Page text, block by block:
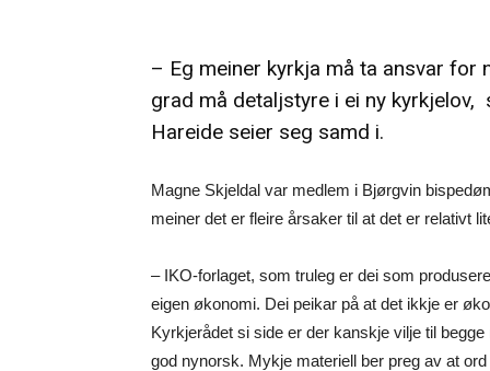
– Eg meiner kyrkja må ta ansvar for
grad må detaljstyre i ei ny kyrkjelov,
Hareide seier seg samd i.
Magne Skjeldal var medlem i Bjørgvin
meiner det er fleire årsaker til at det er relativt
– IKO-forlaget, som truleg er dei som
eigen økonomi. Dei peikar på at det ikkje er
Kyrkjerådet si side er der kanskje vilje til
god nynorsk. Mykje materiell ber preg av at